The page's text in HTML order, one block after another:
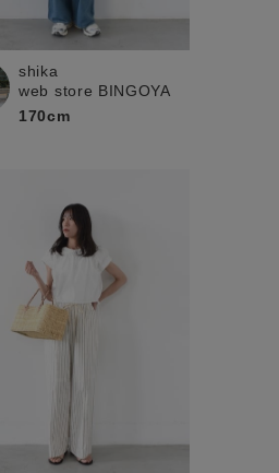
shika
web store BINGOYA
170cm